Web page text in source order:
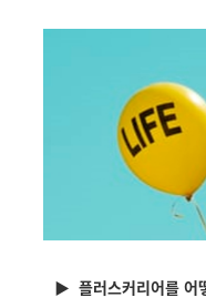
▶ 플러스커리어를 어